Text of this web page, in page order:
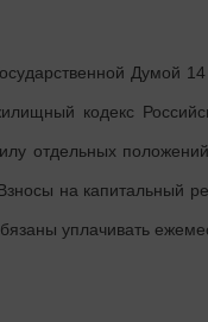
Думой
кодекс
отдельных
на капитальный
уплачивать